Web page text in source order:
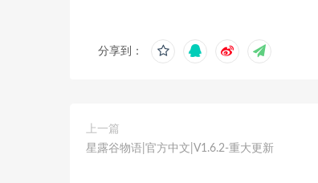
分享到：
上一篇
星露谷物语|官方中文|V1.6.2-重大更新